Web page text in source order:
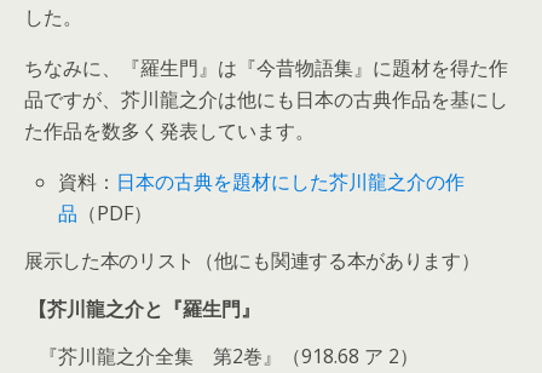
した。
ちなみに、『羅生門』は『今昔物語集』に題材を得た作
品ですが、芥川龍之介は他にも日本の古典作品を基にし
た作品を数多く発表しています。
資料： 日本の古典を題材にした芥川龍之介の作
品 （PDF）
展示した本のリスト（他にも関連する本があります）
【芥川龍之介と『羅生門』
『芥川龍之介全集 第2巻』（918.68 ア 2）